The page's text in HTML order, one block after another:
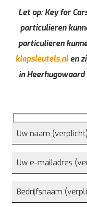
Let op: Key for
particulieren
particulieren
klapsleutels.nlen
in